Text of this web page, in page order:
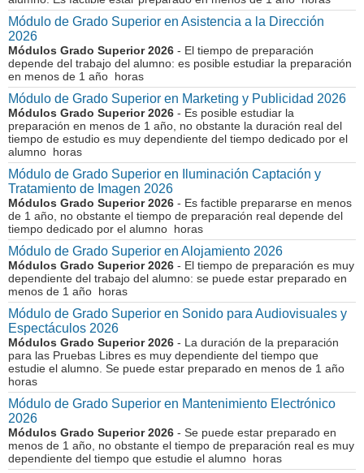
Módulo de Grado Superior en Asistencia a la Dirección
2026
Módulos Grado Superior 2026 - El tiempo de preparación
depende del trabajo del alumno: es posible estudiar la preparación
en menos de 1 año horas
Módulo de Grado Superior en Marketing y Publicidad 2026
Módulos Grado Superior 2026 - Es posible estudiar la
preparación en menos de 1 año, no obstante la duración real del
tiempo de estudio es muy dependiente del tiempo dedicado por el
alumno horas
Módulo de Grado Superior en Iluminación Captación y
Tratamiento de Imagen 2026
Módulos Grado Superior 2026 - Es factible prepararse en menos
de 1 año, no obstante el tiempo de preparación real depende del
tiempo dedicado por el alumno horas
Módulo de Grado Superior en Alojamiento 2026
Módulos Grado Superior 2026 - El tiempo de preparación es muy
dependiente del trabajo del alumno: se puede estar preparado en
menos de 1 año horas
Módulo de Grado Superior en Sonido para Audiovisuales y
Espectáculos 2026
Módulos Grado Superior 2026 - La duración de la preparación
para las Pruebas Libres es muy dependiente del tiempo que
estudie el alumno. Se puede estar preparado en menos de 1 año
horas
Módulo de Grado Superior en Mantenimiento Electrónico
2026
Módulos Grado Superior 2026 - Se puede estar preparado en
menos de 1 año, no obstante el tiempo de preparación real es muy
dependiente del tiempo que estudie el alumno horas